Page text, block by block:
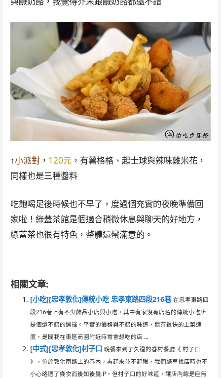
↑小派對， 120元，有薯格格、起士球與辣味雞米花，
同樣也是三種醬料
吃飽喝足後時候也不早了，度過個充實的夜晚準備回
家啦！綠蓋茶館是個適合稍微休息與聊天的好地方，
綠蓋茶也很有特色，整體還蠻滿意的。
相關文章:
[小吃][忠孝敦化]傳統小吃 忠孝東路四段216巷 在忠孝東路四
段216巷上有不少飾品小店與小吃，其中有家沒有店名的傳統小吃店
是個還不錯的選擇。平實的價格與不錯的味道，還有很快的上菜速
度，是間我在東區商圈附近時常會想吃的店 ...
[中式][忠孝敦化]村子口 晚餐來到了久違的眷村餐廳《 村子口
》，位於敦化南路上的巷內，看起來並不起眼，我們騎車找店時也不
小心略過了幾次而後知後覺:P，但村子口的好味道，讓店內總是座無